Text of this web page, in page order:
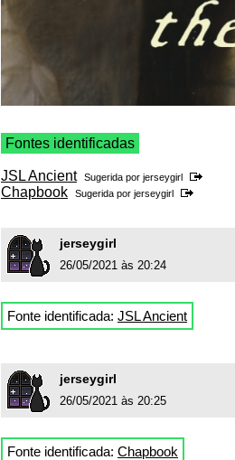
Fontes identificadas
JSL Ancient Sugerida por jerseygirl
Chapbook Sugerida por jerseygirl
jerseygirl
26/05/2021 às 20:24
Fonte identificada: JSL Ancient
jerseygirl
26/05/2021 às 20:25
Fonte identificada: Chapbook